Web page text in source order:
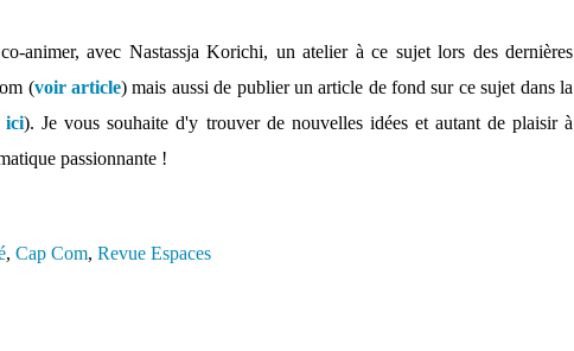
animer, avec Nastassja Korichi, un atelier à ce sujet lors des dernières
(voir article) mais aussi de publier un article de fond sur ce sujet dans la
ici). Je vous souhaite d'y trouver de nouvelles idées et autant de plaisir à
passionnante !
, Cap Com, Revue Espaces